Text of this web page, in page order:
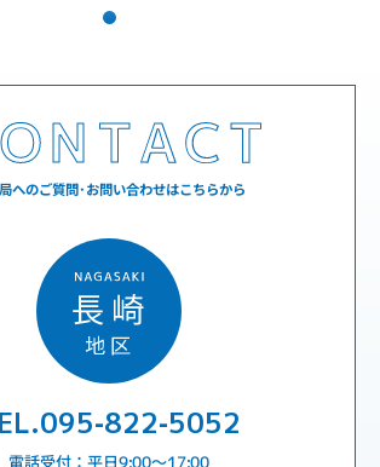
へのご質問･お問い合わせはこちらから
822-5052
電話受付：平日9:00〜17:00